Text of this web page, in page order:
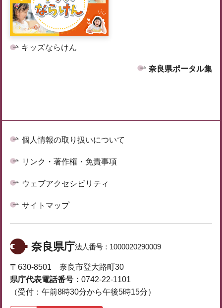
キッズならけん
奈良県ポータル集
個人情報の取り扱いについて
リンク・著作権・免責事項
ウェブアクセシビリティ
サイトマップ
奈良県庁法人番号： 1000020290009
〒630-8501 奈良市登大路町30
県庁代表電話番号： 0742-22-1101
（受付：午前8時30分から午後5時15分）